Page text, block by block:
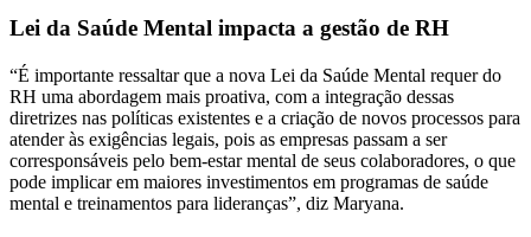
Lei da Saúde Mental impacta a gestão de RH
“É importante ressaltar que a nova Lei da Saúde Mental requer do
RH uma abordagem mais proativa, com a integração dessas
diretrizes nas políticas existentes e a criação de novos processos para
atender às exigências legais, pois as empresas passam a ser
corresponsáveis pelo bem-estar mental de seus colaboradores, o que
pode implicar em maiores investimentos em programas de saúde
mental e treinamentos para lideranças”, diz Maryana.